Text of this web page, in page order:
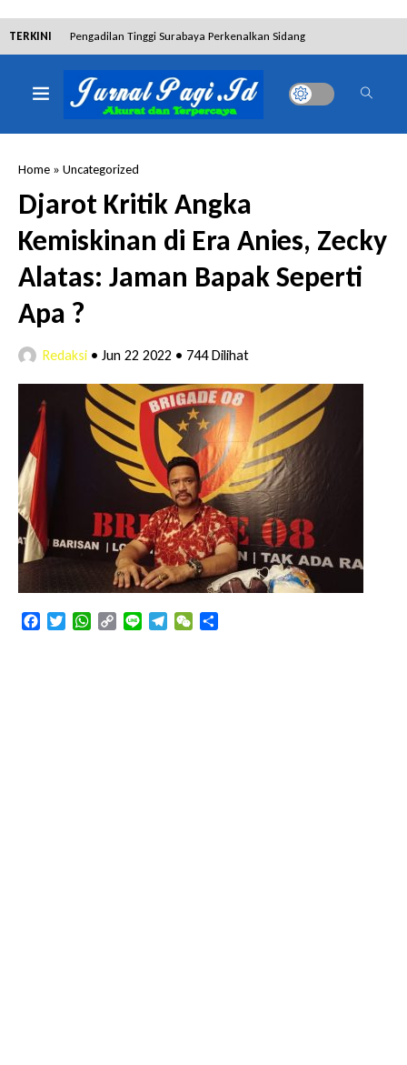
TERKINI Pengadilan Tinggi Surabaya Perkenalkan Sidang
Elektronik dan Sosialisasikan Ketentuan Baru KUHAP
Dibantah Terdakwa Ranto Hensa, Salim Himawan
Terpidana Penipuan 10 Miliar
Lakukan Pencurian dengan Pemberatan,
Muhammad Syifa Dihukum 4 Bulan Penjara
RSUD Bangil Raih Penghargaan Internasional WSO,
Perkuat Layanan Code Stroke Lewat Webinar
Hakim Sebut Saksi Beruntung Tak Terseret Perkara
Angkutan Bawang Bombay Tak Sesuai Dokumen
Home » Uncategorized
Djarot Kritik Angka
Kemiskinan di Era Anies, Zecky
Alatas: Jaman Bapak Seperti
Apa ?
Redaksi • Jun 22 2022 • 744 Dilihat
FacebookTwitterWhatsApp
Copy
Line TelegramWeChat